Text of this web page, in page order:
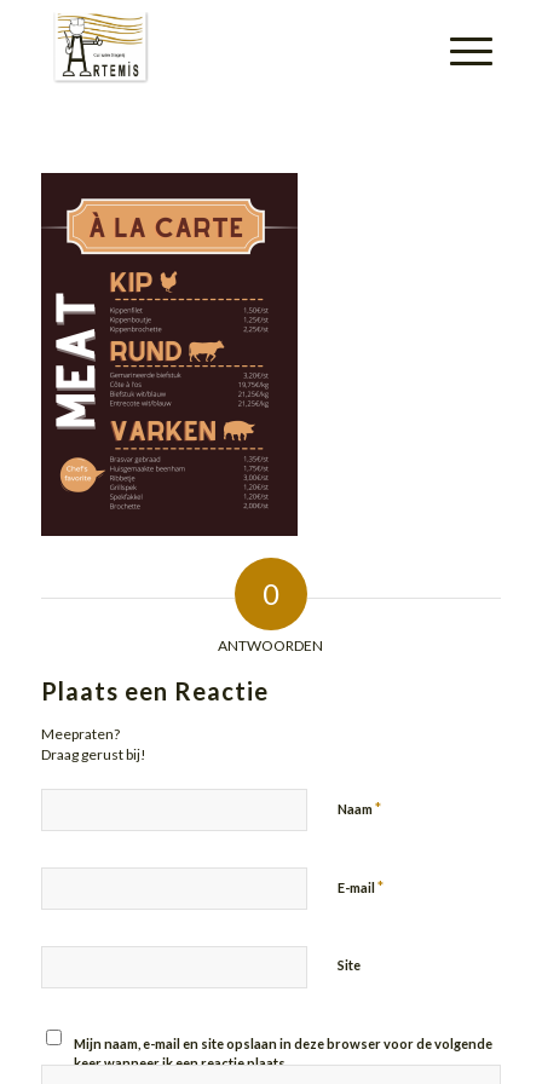
0
ANTWOORDEN
Plaats een Reactie
Meepraten?
Draag gerust bij!
Naam*
E-mail*
Site
Mijn naam, e-mail en site opslaan in deze browser voor de volgende
keer wanneer ik een reactie plaats.